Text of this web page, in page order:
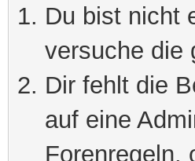
Du bist nicht
versuche die
Dir fehlt die
auf eine
Forenregeln,